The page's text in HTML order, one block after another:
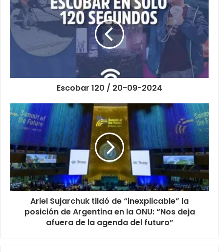
Escobar 120 / 20-09-2024
Ariel Sujarchuk tildó de “inexplicable” la
posición de Argentina en la ONU: “Nos deja
afuera de la agenda del futuro”